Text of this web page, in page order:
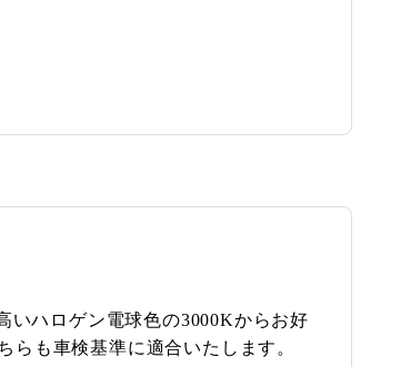
いハロゲン電球色の3000Kからお好
らも車検基準に適合いたします。